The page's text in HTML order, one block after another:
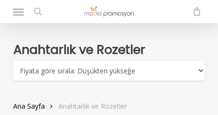
search
Menu
Anahtarlık ve Rozetler
Ana Sayfa Anahtarlık ve Rozetler